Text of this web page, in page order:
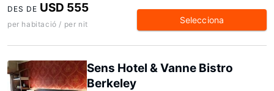
DES DE USD 555
per habitació / per nit Selecciona
Sens Hotel & Vanne Bistro
Berkeley